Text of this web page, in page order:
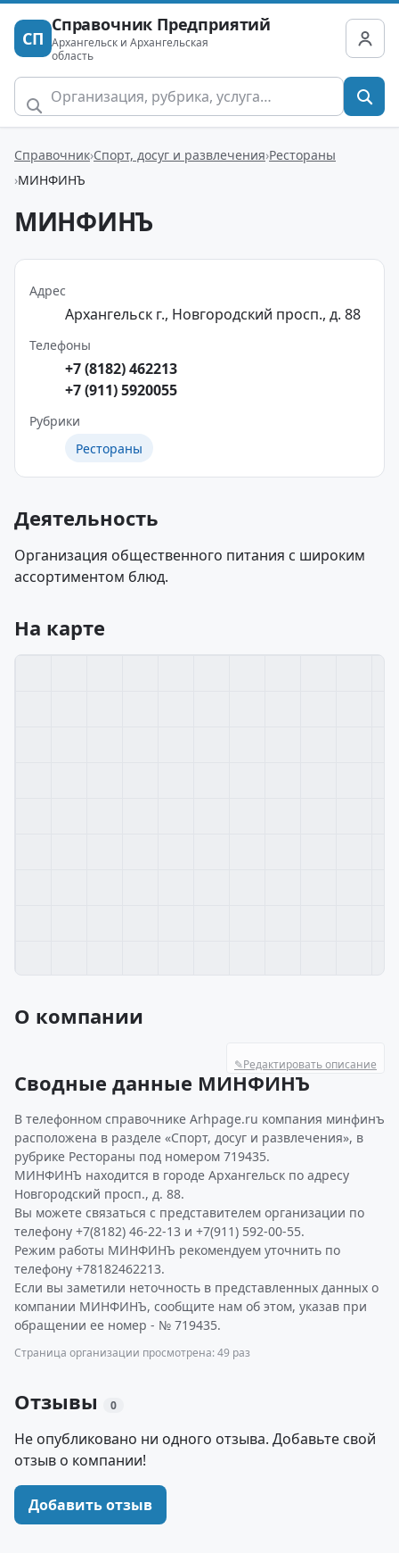
СП
Справочник Предприятий
Архангельск и Архангельская
область
Справочник Спорт, досуг и развлечения Рестораны
МИНФИНЪ
МИНФИНЪ
Адрес
Архангельск г., Новгородский просп., д. 88
Телефоны
+7 (8182) 462213
+7 (911) 5920055
Рубрики
Рестораны
Деятельность
Организация общественного питания с широким
ассортиментом блюд.
На карте
О компании
✎Редактировать описание
Сводные данные МИНФИНЪ
В телефонном справочнике Arhpage.ru компания минфинъ
расположена в разделе «Спорт, досуг и развлечения», в
рубрике Рестораны под номером 719435.
МИНФИНЪ находится в городе Архангельск по адресу
Новгородский просп., д. 88.
Вы можете связаться с представителем организации по
телефону +7(8182) 46-22-13 и +7(911) 592-00-55.
Режим работы МИНФИНЪ рекомендуем уточнить по
телефону +78182462213.
Если вы заметили неточность в представленных данных о
компании МИНФИНЪ, сообщите нам об этом, указав при
обращении ее номер - № 719435.
Страница организации просмотрена: 49 раз
Отзывы 0
Не опубликовано ни одного отзыва. Добавьте свой
отзыв о компании!
Добавить отзыв